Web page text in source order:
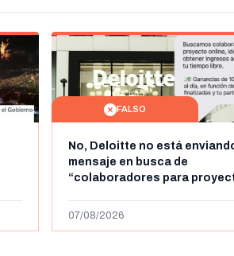
FALSO
No, Deloitte no está
mensaje en busca de
“colaboradores para
1.000 euros al día: es un timo
07/08/2026